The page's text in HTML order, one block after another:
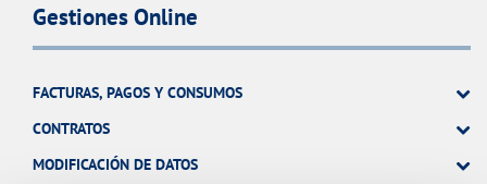
Gestiones Online
FACTURAS, PAGOS Y CONSUMOS
CONTRATOS
MODIFICACIÓN DE DATOS